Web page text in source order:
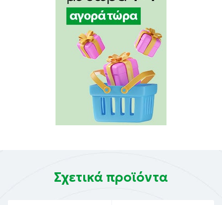
Σχετικά προϊόντα